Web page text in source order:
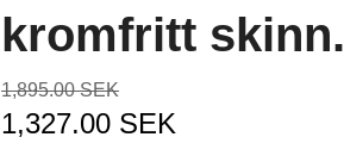
kromfritt skinn.
1,895.00 SEK
1,327.00 SEK